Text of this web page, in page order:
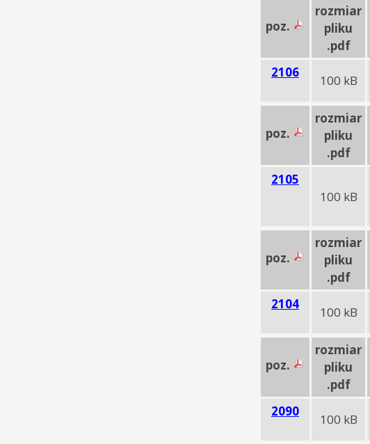
poz.
rozmiar
pliku
.pdf
2106
100 kB
poz.
rozmiar
pliku
.pdf
2105
100 kB
poz.
rozmiar
pliku
.pdf
2104
100 kB
poz.
rozmiar
pliku
.pdf
2090
100 kB